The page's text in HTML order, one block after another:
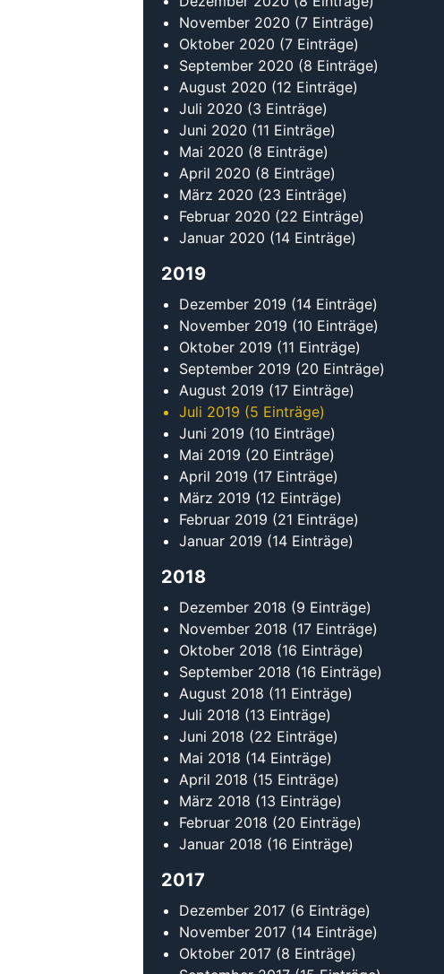
2019
Dezember 2019(14 Einträge)
November 2019(10 Einträge)
Oktober 2019 (11 Einträge)
September 2019(20 Einträge)
August 2019(17 Einträge)
Juli 2019(5 Einträge)
Juni 2019(10 Einträge)
Mai 2019(20 Einträge)
April 2019(17 Einträge)
März 2019(12 Einträge)
Januar 2019
2018
Dezember 2018(9 Einträge)
November 2018(17 Einträge)
Oktober 2018(16 Einträge)
September 2018(16 Einträge)
August 2018(11 Einträge)
Juli 2018 (13 Einträge)
Juni 2018(22 Einträge)
Mai 2018(14 Einträge)
April 2018(15 Einträge)
März 2018(13 Einträge)
Januar 2018
2017
Dezember 2017(6 Einträge)
November 2017(14 Einträge)
Oktober 2017(8 Einträge)
September 2017(15 Einträge)
August 2017(8 Einträge)
Juli 2017(14 Einträge)
Juni 2017(12 Einträge)
Mai 2017(8 Einträge)
April 2017(17 Einträge)
März 2017(15 Einträge)
Kontakt
Tanzsportverband Baden-